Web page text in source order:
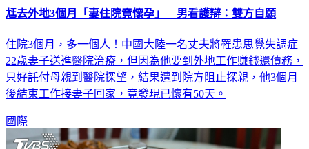
尪去外地3個月「妻住院竟懷孕」 男看護辯：雙方自願
住院3個月，多一個人！中國大陸一名丈夫將罹患思覺失調症
22歲妻子送進醫院治療，但因為他要到外地工作賺錢還債務，
只好託付母親到醫院探望，結果遭到院方阻止探親，他3個月
後結束工作接妻子回家，竟發現已懷有50天。
國際